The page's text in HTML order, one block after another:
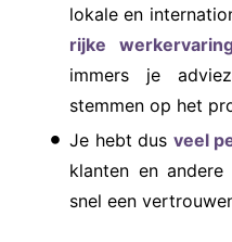
lokale en
rijke
immers je
stemmen op het
Je hebt dus veel
klanten en
snel een